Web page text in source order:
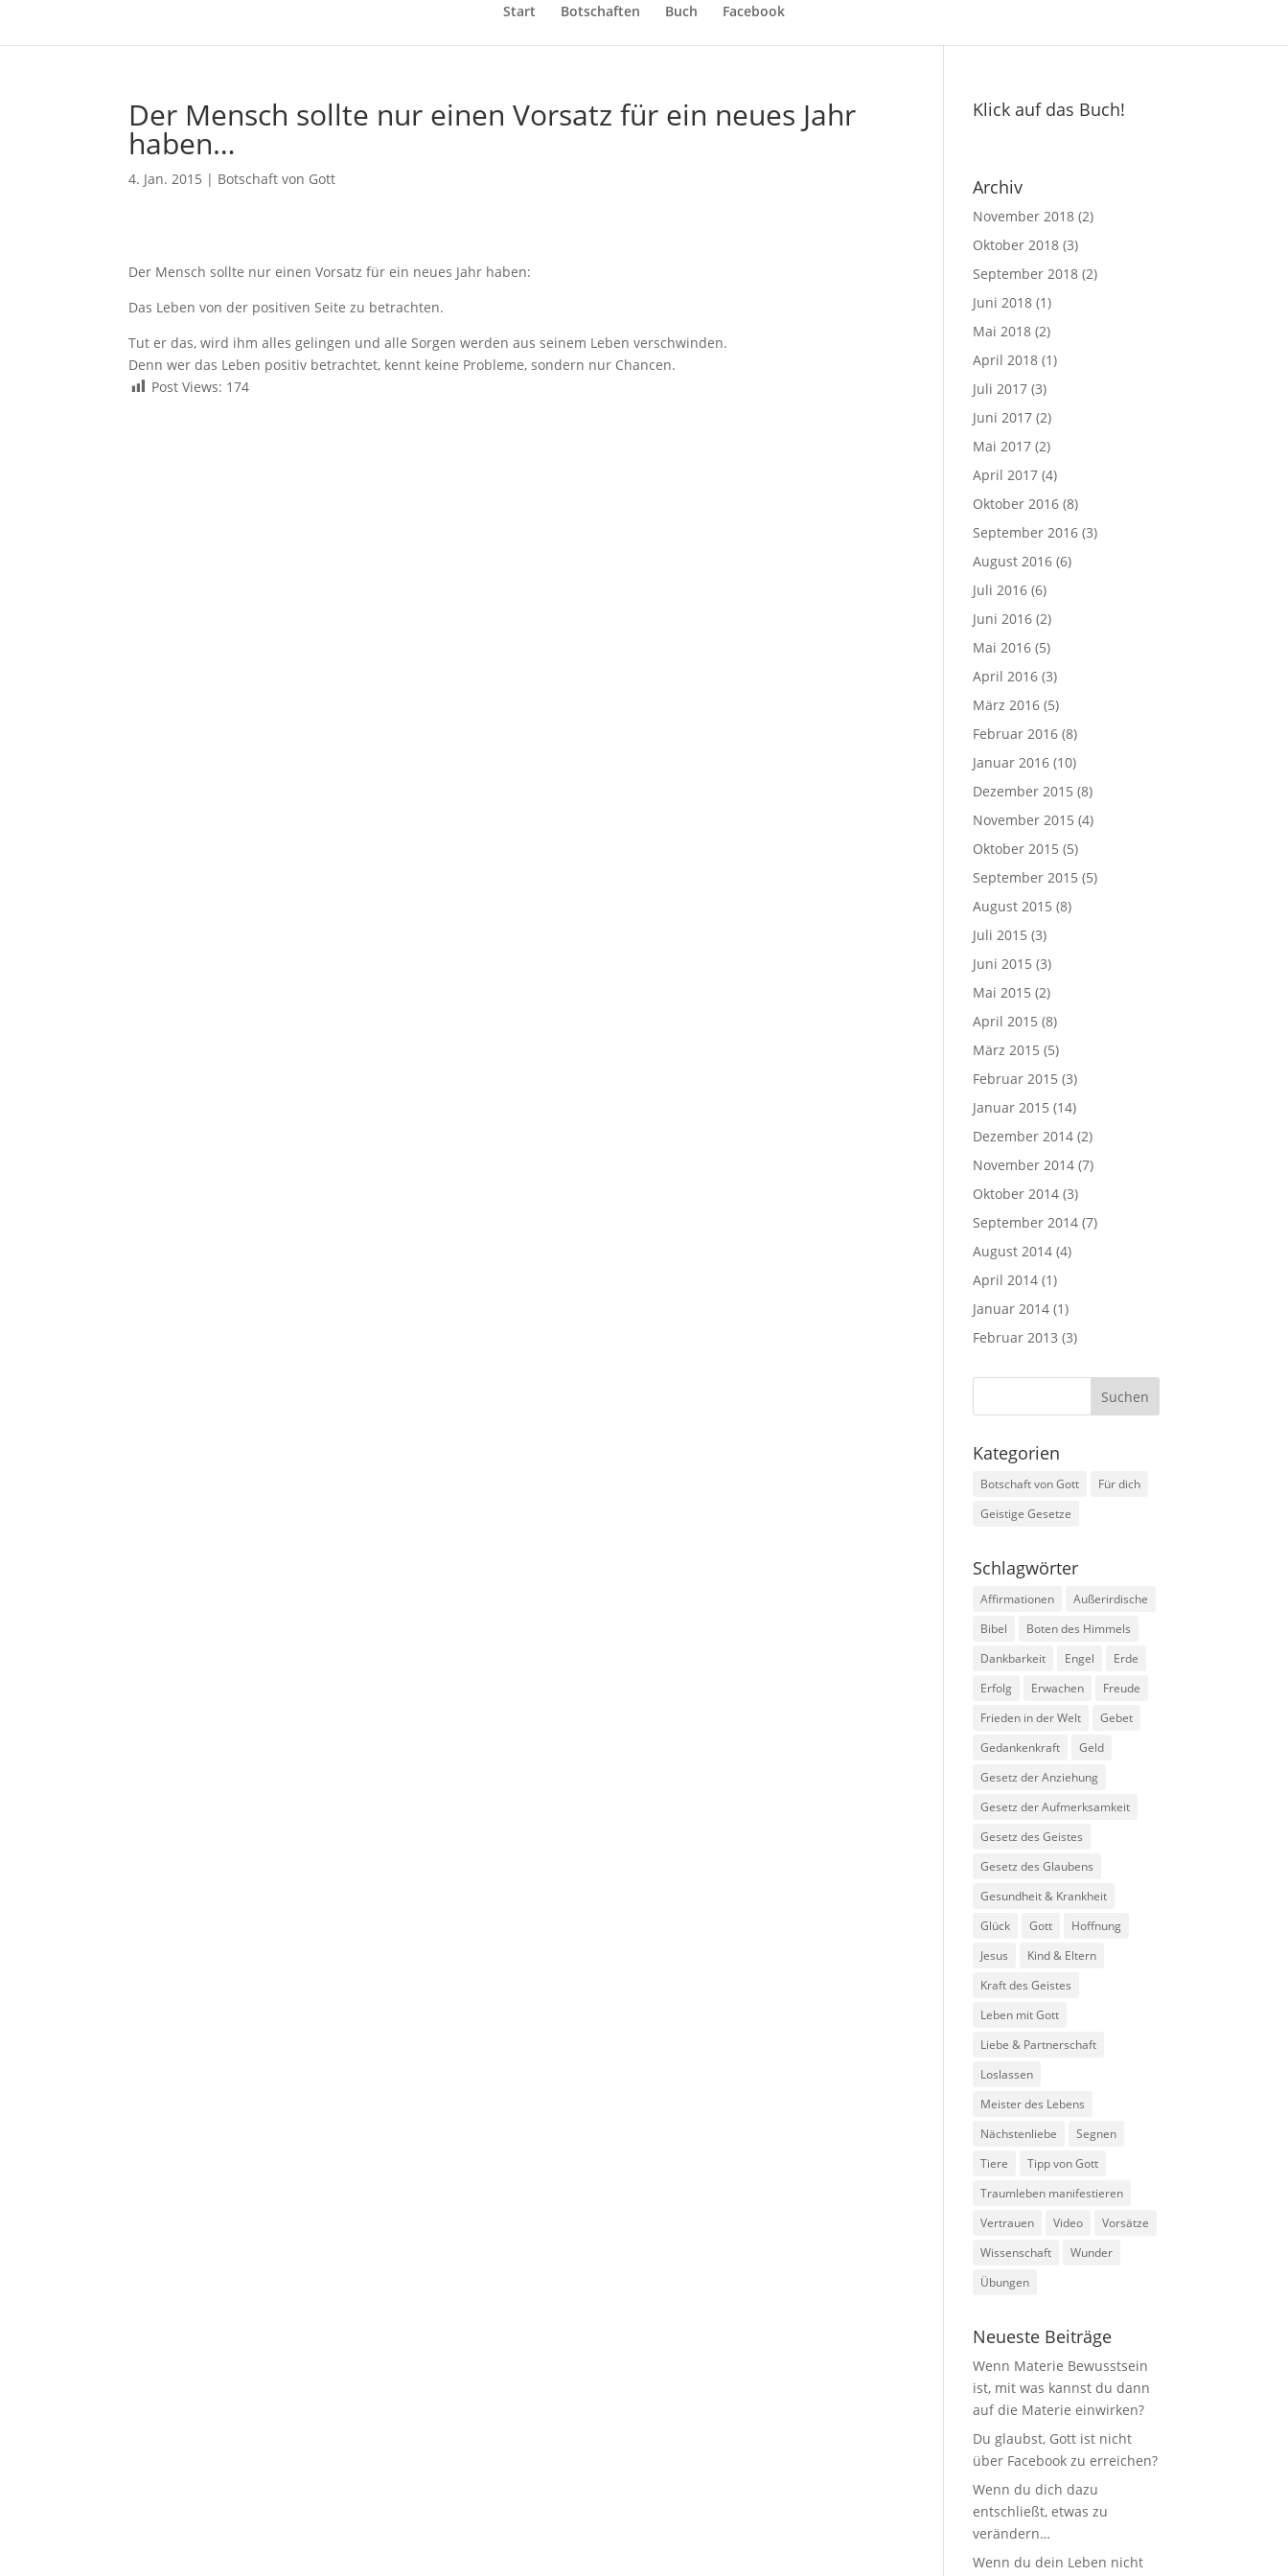
Start Botschaften Buch Facebook
Der Mensch sollte nur einen Vorsatz für ein neues Jahr
haben…
4. Jan. 2015 | Botschaft von Gott
Der Mensch sollte nur einen Vorsatz für ein neues Jahr haben:
Das Leben von der positiven Seite zu betrachten.
Tut er das, wird ihm alles gelingen und alle Sorgen werden aus seinem Leben verschwinden.
Denn wer das Leben positiv betrachtet, kennt keine Probleme, sondern nur Chancen.
Post Views: 174
Klick auf das Buch!
Archiv
November 2018 (2)
Oktober 2018 (3)
September 2018 (2)
Juni 2018 (1)
Mai 2018 (2)
April 2018 (1)
Juli 2017 (3)
Juni 2017 (2)
Mai 2017 (2)
April 2017 (4)
Oktober 2016 (8)
September 2016 (3)
August 2016 (6)
Juli 2016 (6)
Juni 2016 (2)
Mai 2016 (5)
April 2016 (3)
März 2016 (5)
Februar 2016 (8)
Januar 2016 (10)
Dezember 2015 (8)
November 2015 (4)
Oktober 2015 (5)
September 2015 (5)
August 2015 (8)
Juli 2015 (3)
Juni 2015 (3)
Mai 2015 (2)
April 2015 (8)
März 2015 (5)
Februar 2015 (3)
Januar 2015 (14)
Dezember 2014 (2)
November 2014 (7)
Oktober 2014 (3)
September 2014 (7)
August 2014 (4)
April 2014 (1)
Januar 2014 (1)
Februar 2013 (3)
Kategorien
Botschaft von Gott
Für dich
Geistige Gesetze
Schlagwörter
Affirmationen
Außerirdische
Bibel
Boten des Himmels
Dankbarkeit
Engel
Erde
Erfolg
Erwachen
Freude
Frieden in der Welt
Gebet
Gedankenkraft
Geld
Gesetz der Anziehung
Gesetz der Aufmerksamkeit
Gesetz des Geistes
Gesetz des Glaubens
Gesundheit & Krankheit
Glück
Gott
Hoffnung
Jesus
Kind & Eltern
Kraft des Geistes
Leben mit Gott
Liebe & Partnerschaft
Loslassen
Meister des Lebens
Nächstenliebe
Segnen
Tiere
Tipp von Gott
Traumleben manifestieren
Vertrauen
Video
Vorsätze
Wissenschaft
Wunder
Übungen
Neueste Beiträge
Wenn Materie Bewusstsein
ist, mit was kannst du dann
auf die Materie einwirken?
Du glaubst, Gott ist nicht
über Facebook zu erreichen?
Wenn du dich dazu
entschließt, etwas zu
verändern…
Wenn du dein Leben nicht